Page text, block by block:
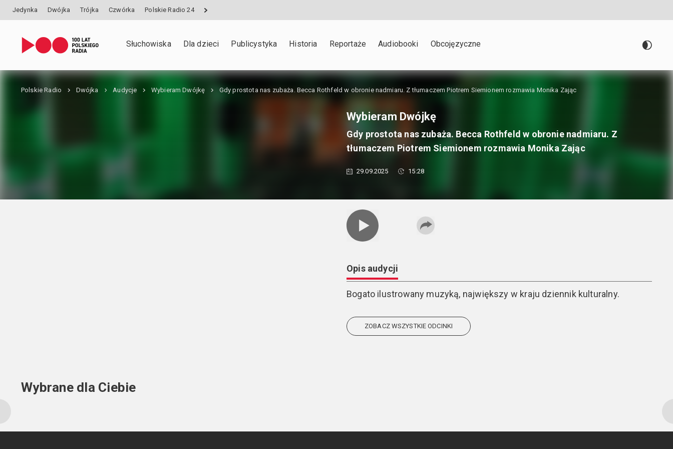
Jedynka Dwójka Trójka Czwórka Polskie Radio 24
Słuchowiska Dla dzieci Publicystyka Historia Reportaże Audiobooki Obcojęzyczne
Polskie Radio Dwójka Audycje Wybieram Dwójkę Gdy prostota nas zubaża. Becca Rothfeld w obronie nadmiaru. Z tłumaczem Piotrem Siemionem rozmawia Monika Zając
Wybieram Dwójkę
Gdy prostota nas zubaża. Becca Rothfeld w obronie nadmiaru. Z
tłumaczem Piotrem Siemionem rozmawia Monika Zając
29.09.2025 15:28
Opis audycji
Bogato ilustrowany muzyką, największy w kraju dziennik kulturalny.
ZOBACZ WSZYSTKIE ODCINKI
Wybrane dla Ciebie